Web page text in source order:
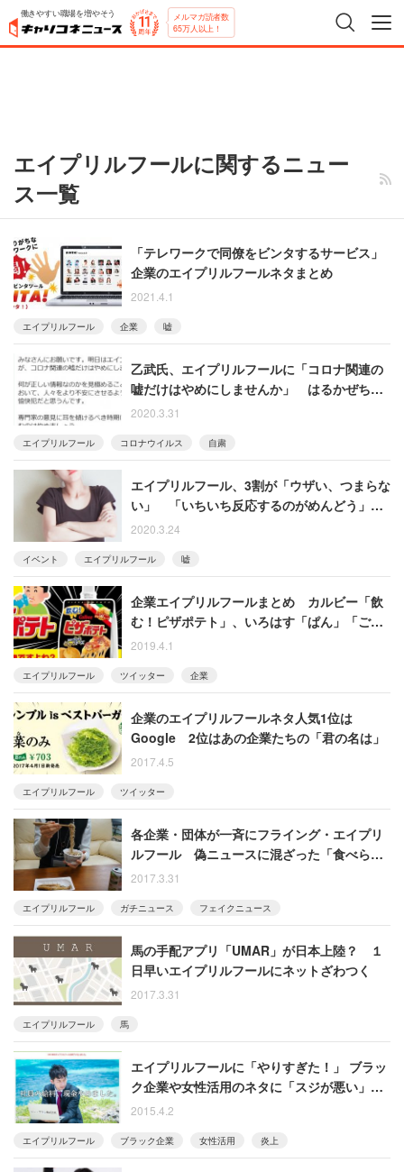
働きやすい職場を増やそう メルマガ読者数
65万人以上！
エイプリルフールに関するニュー
ス一覧
「テレワークで同僚をビンタするサービス」
企業のエイプリルフールネタまとめ
2021.4.1
エイプリルフール 企業 嘘
乙武氏、エイプリルフールに「コロナ関連の
嘘だけはやめにしませんか」 はるかぜちゃ
ん、歌広場らも”コロナネタ自粛”を呼びかけ
2020.3.31
エイプリルフール コロナウイルス 自粛
エイプリルフール、3割が「ウザい、つまらな
い」 「いちいち反応するのがめんどう」
「不快なウソが多い」
2020.3.24
イベント エイプリルフール 嘘
企業エイプリルフールまとめ カルビー「飲
む！ピザポテト」、いろはす「ぱん」「ごは
ん」、KFC「骨だけケンタッキー」
2019.4.1
エイプリルフール ツイッター 企業
企業のエイプリルフールネタ人気1位は
Google 2位はあの企業たちの「君の名は」
2017.4.5
エイプリルフール ツイッター
各企業・団体が一斉にフライング・エイプリ
ルフール 偽ニュースに混ざった「食べられ
るお箸」を試食してみた
2017.3.31
エイプリルフール ガチニュース フェイクニュース
馬の手配アプリ「UMAR」が日本上陸？ １
日早いエイプリルフールにネットざわつく
2017.3.31
エイプリルフール 馬
エイプリルフールに「やりすぎた！」 ブラッ
ク企業や女性活用のネタに「スジが悪い」と
批判・謝罪も
2015.4.2
エイプリルフール ブラック企業 女性活用 炎上